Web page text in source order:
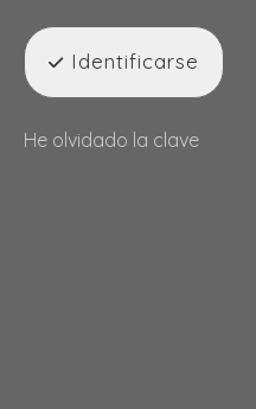
Identificarse
He olvidado la clave